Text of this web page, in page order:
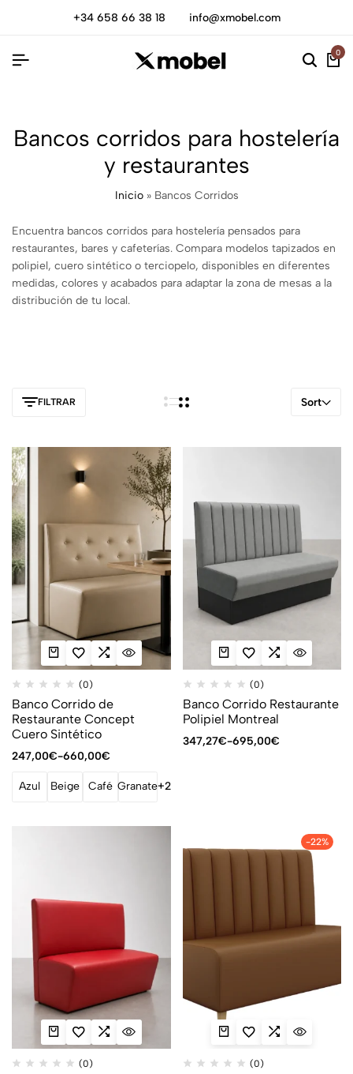
+34 658 66 38 18 info@xmobel.com
0
Bancos corridos para hostelería
y restaurantes
Inicio» Bancos Corridos
Encuentra bancos corridos para hostelería pensados para
restaurantes, bares y cafeterías. Compara modelos tapizados en
polipiel, cuero sintético o terciopelo, disponibles en diferentes
medidas, colores y acabados para adaptar la zona de mesas a la
distribución de tu local.
FILTRAR Sort
(0)
Banco Corrido de
Restaurante Concept
Cuero Sintético
247,00€-660,00€
Azul Beige Café Granate+2
(0)
Banco Corrido Restaurante
Polipiel Montreal
347,27€-695,00€
(0)
-22%
(0)